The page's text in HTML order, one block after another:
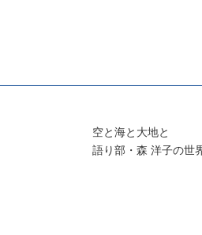
空と海と大地と
語り部・森 洋子の世